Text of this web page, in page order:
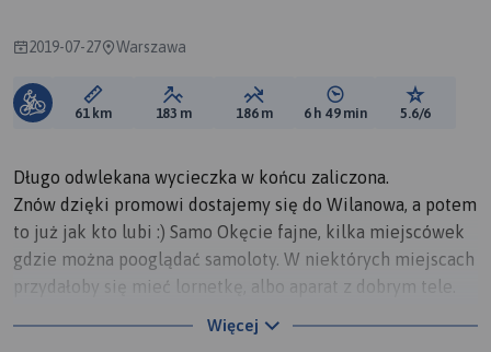
2019-07-27 Warszawa
Długość trasy:
61 km Suma przewyższeń:
183 m Suma spadków:
186 m Średni czas potrzebny
6 h 49 min Ocena
5.6/6
Długo odwlekana wycieczka w końcu zaliczona.
Znów dzięki promowi dostajemy się do Wilanowa, a potem
to już jak kto lubi :) Samo Okęcie fajne, kilka miejscówek
gdzie można pooglądać samoloty. W niektórych miejscach
przydałoby się mieć lornetkę, albo aparat z dobrym tele.
także na pewno na jakiś popatrzeć zdążycie ;)
Więcej